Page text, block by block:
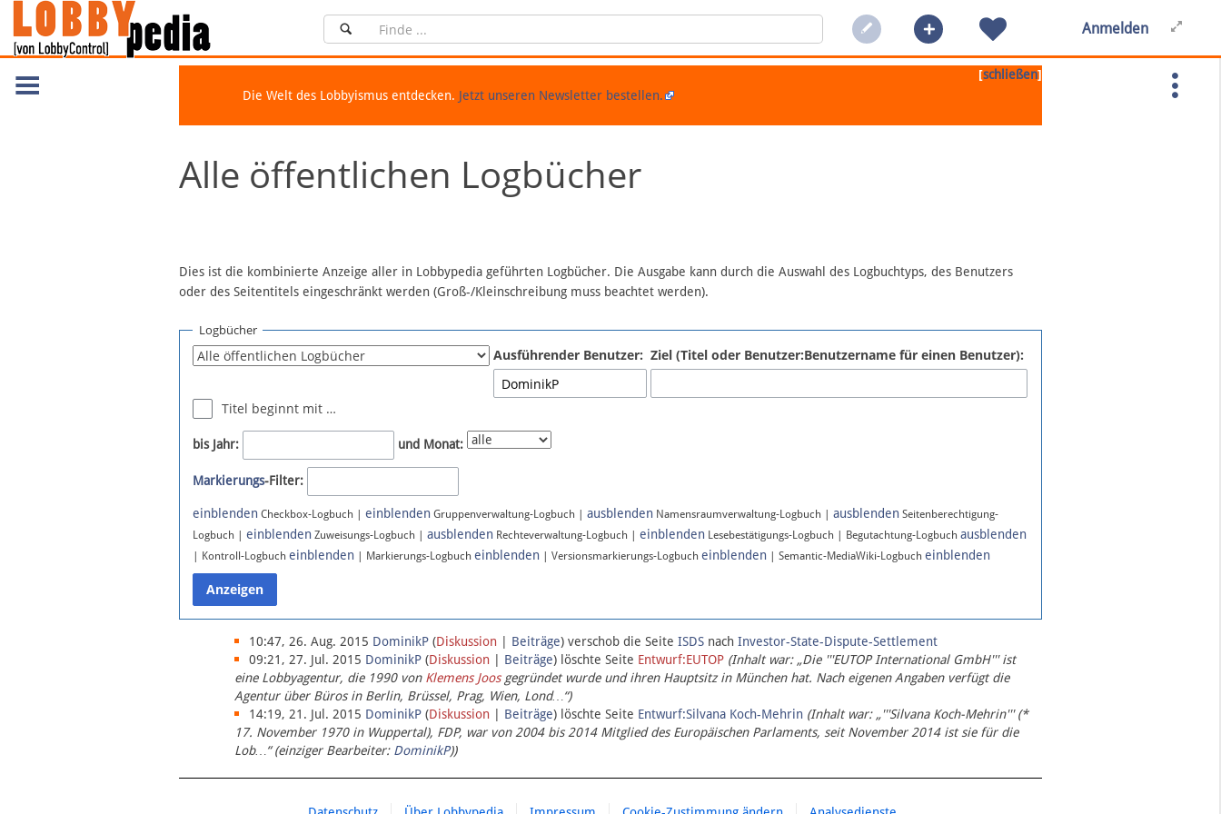
Anmelden
[schließen]
Die Welt des Lobbyismus entdecken. Jetzt unseren Newsletter bestellen.
Alle öffentlichen Logbücher
Dies ist die kombinierte Anzeige aller in Lobbypedia geführten Logbücher. Die Ausgabe kann durch die Auswahl des Logbuchtyps, des Benutzers
oder des Seitentitels eingeschränkt werden (Groß-/Kleinschreibung muss beachtet werden).
Logbücher
Ausführender Benutzer: Ziel (Titel oder Benutzer:Benutzername für einen Benutzer):
Titel beginnt mit …
bis Jahr: und Monat:
Markierungs-Filter:
einblenden Checkbox-Logbuch | einblenden Gruppenverwaltung-Logbuch | ausblenden Namensraumverwaltung-Logbuch | ausblenden Seitenberechtigung-
Logbuch | einblenden Zuweisungs-Logbuch | ausblenden Rechteverwaltung-Logbuch | einblenden Lesebestätigungs-Logbuch | Begutachtung-Logbuch ausblenden
| Kontroll-Logbuch einblenden | Markierungs-Logbuch einblenden | Versionsmarkierungs-Logbuch einblenden | Semantic-MediaWiki-Logbuch einblenden
10:47, 26. Aug. 2015 DominikP (Diskussion | Beiträge) verschob die Seite ISDS nach Investor-State-Dispute-Settlement
09:21, 27. Jul. 2015 DominikP (Diskussion | Beiträge) löschte Seite Entwurf:EUTOP (Inhalt war: „Die '''EUTOP International GmbH''' ist
eine Lobbyagentur, die 1990 von Klemens Joosgegründet wurde und ihren Hauptsitz in München hat. Nach eigenen Angaben verfügt die
Agentur über Büros in Berlin, Brüssel, Prag, Wien, Lond…“)
14:19, 21. Jul. 2015 DominikP (Diskussion | Beiträge) löschte Seite Entwurf:Silvana Koch-Mehrin (Inhalt war: „'''Silvana Koch-Mehrin''' (*
17. November 1970 in Wuppertal), FDP, war von 2004 bis 2014 Mitglied des Europäischen Parlaments, seit November 2014 ist sie für die
Lob…“ (einziger Bearbeiter: DominikP))